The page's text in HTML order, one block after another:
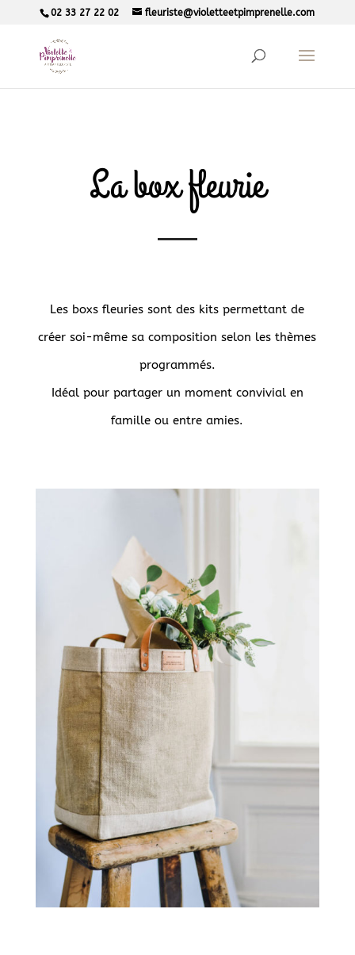
02 33 27 22 02 fleuriste@violetteetpimprenelle.com
La box fleurie
Les boxs fleuries sont des kits permettant de
créer soi-même sa composition selon les thèmes
programmés.
Idéal pour partager un moment convivial en
famille ou entre amies.